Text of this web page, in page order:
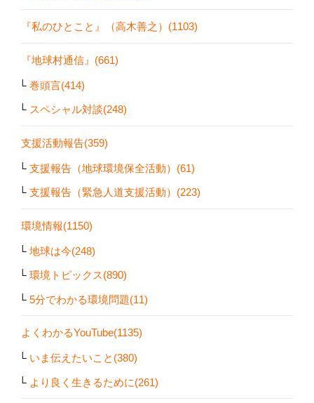
『私のひとこと』（高木善之）(1103)
『地球村通信』(661)
巻頭言(414)
スペシャル対談(248)
支援活動報告(359)
支援報告（地球環境保全活動）(61)
支援報告（緊急人道支援活動）(223)
環境情報(1150)
地球は今(248)
環境トピックス(890)
5分でわかる環境問題(11)
よくわかるYouTube(1135)
いま伝えたいこと(380)
より良く生きるために(261)